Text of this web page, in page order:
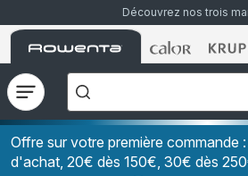
Découvrez nos trois
Accueil
Rowenta
Accueil
Rowenta
Ouvrir
le
menu
recherchez-
vous
?","Aspirateurs
à
Grains","Centrales
Vapeurs","Sèche
Cheveux"]
Offre sur votre première commande
d'achat, 20€ dès 150€, 30€ dès